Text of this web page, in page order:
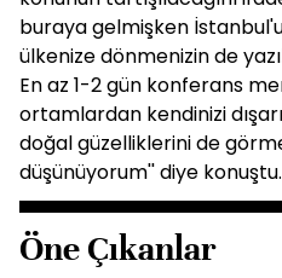
buraya gelmişken
ülkenize dönmenizin de
En az 1-2 gün konferans
ortamlardan kendinizi
doğal güzelliklerini de
düşünüyorum'' diye konuştu.
Öne Çıkanlar